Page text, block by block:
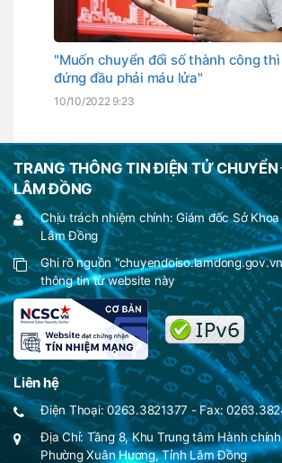
"Muốn chuyển đổi số thành công
đứng đầu phải máu lửa"
10/10/2022 9:23
TRANG THÔNG TIN ĐIỆN TỬ
LÂM ĐỒNG
Chịu trách nhiệm chính: Giám đốc Sở
Lâm Đồng
Ghi rõ nguồn
thông tin từ website này
Liên hệ
Điện Thoại: 0263.3821377 - Fax:
Địa Chỉ: Tầng 8, Khu Trung tâm Hành
Phường Xuân Hương, Tỉnh Lâm Đồng